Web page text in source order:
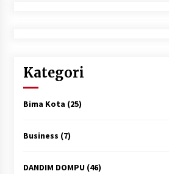
Kategori
Bima Kota (25)
Business (7)
DANDIM DOMPU(46)